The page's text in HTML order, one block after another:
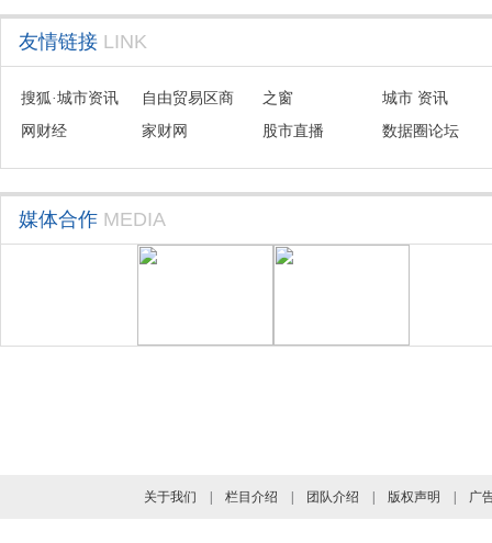
友情链接 LINK
搜狐·城市资讯
自由贸易区商
会联盟
之窗
城市 资讯
网财经
家财网 股市直播 数据圈论坛
媒体合作 MEDIA
关于我们 | 栏目介绍 | 团队介绍 | 版权声明 | 广